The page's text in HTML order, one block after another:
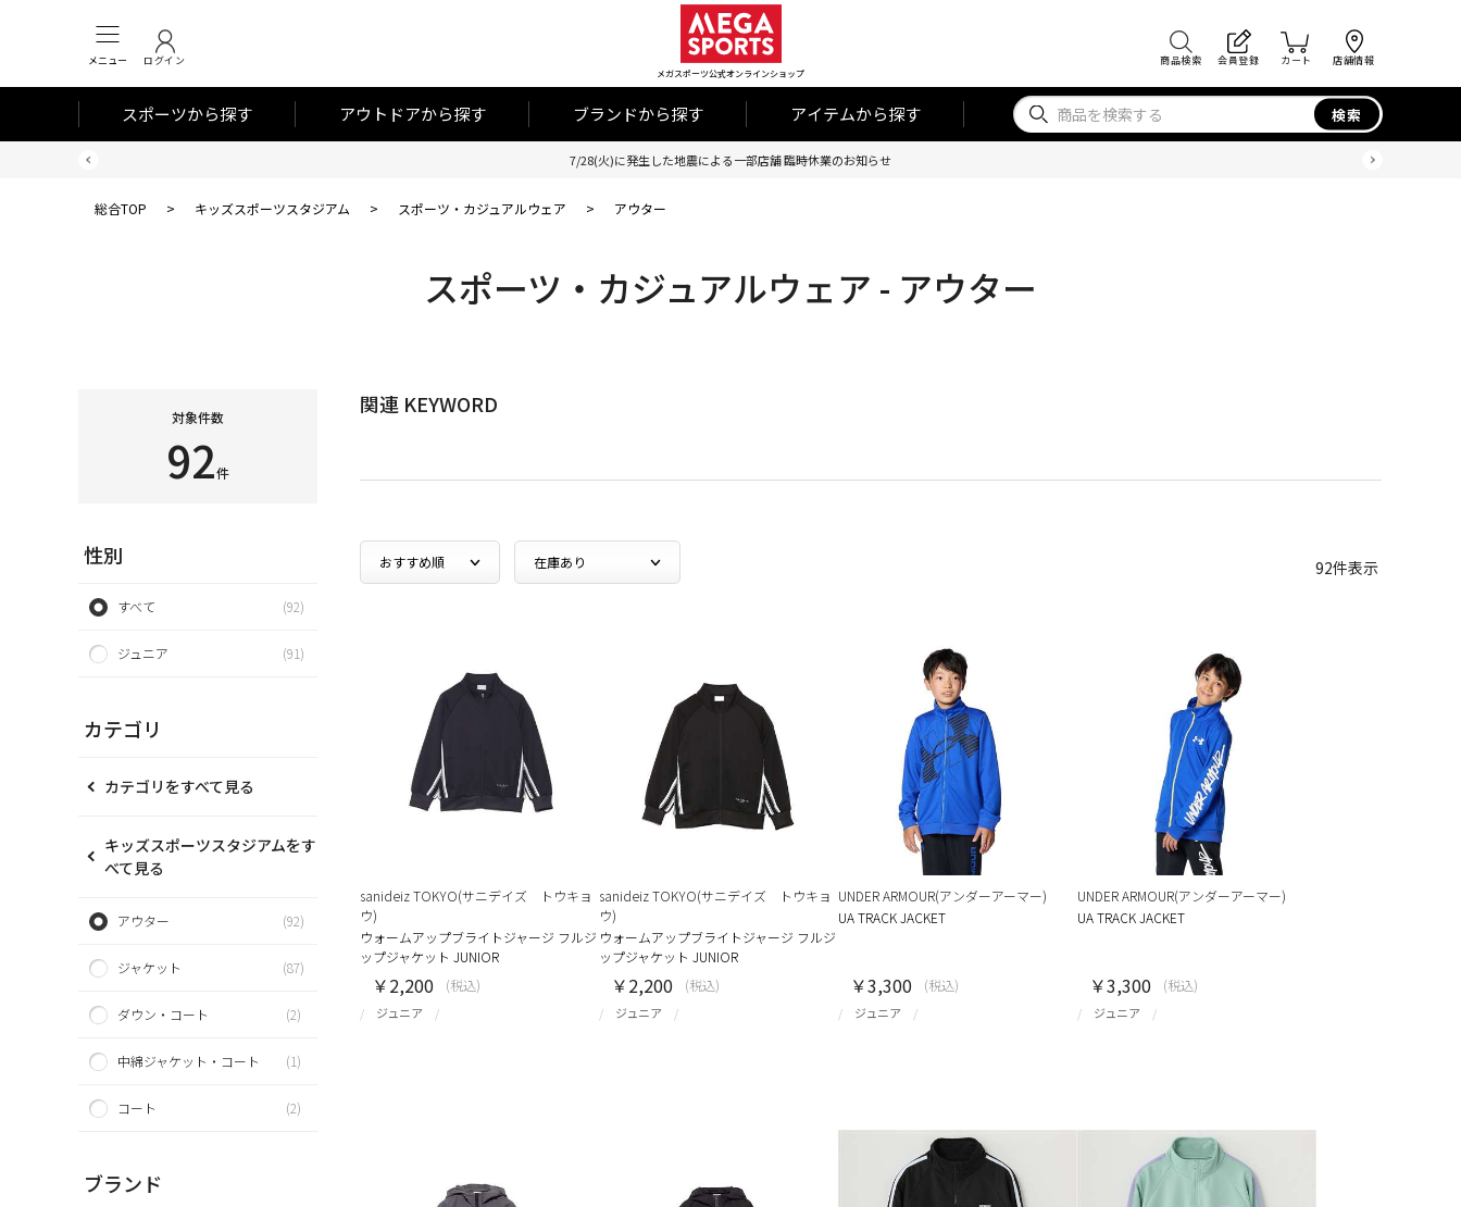
メニュー ログイン
メガスポーツ公式オンラインショップ
商品検索 会員登録 カート 店舗情報
スポーツから探す アウトドアから探す ブランドから探す アイテムから探す 検索
7/28(火)に発生した地震による一部店舗 臨時休業のお知らせ
総合TOP > キッズスポーツスタジアム > スポーツ・カジュアルウェア > アウター
スポーツ・カジュアルウェア - アウター
対象件数
92件
性別
すべて (92)
ジュニア (91)
カテゴリ
カテゴリをすべて見る
キッズスポーツスタジアムをす
べて見る
アウター (92)
ジャケット (87)
ダウン・コート (2)
中綿ジャケット・コート (1)
コート (2)
ブランド
関連 KEYWORD
92件表示
sanideiz TOKYO(サニデイズ トウキョ
ウ)
ウォームアップブライトジャージ フルジ
ップジャケット JUNIOR
ジュニア
￥2,200 (税込)
sanideiz TOKYO(サニデイズ トウキョ
ウ)
ウォームアップブライトジャージ フルジ
ップジャケット JUNIOR
ジュニア
￥2,200 (税込)
UNDER ARMOUR(アンダーアーマー)
UA TRACK JACKET
ジュニア
￥3,300 (税込)
UNDER ARMOUR(アンダーアーマー)
UA TRACK JACKET
ジュニア
￥3,300 (税込)